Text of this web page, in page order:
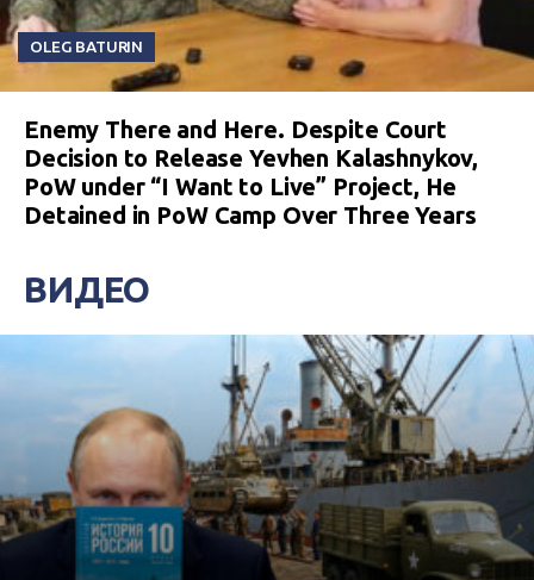
OLEG BATURIN
Enemy There and Here. Despite Court
Decision to Release Yevhen Kalashnykov,
PoW under “I Want to Live” Project, He
Detained in PoW Camp Over Three Years
ВИДЕО